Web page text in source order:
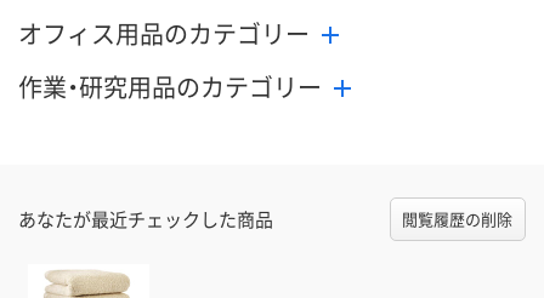
オフィス用品のカテゴリー
作業・研究用品のカテゴリー
あなたが最近チェックした商品 閲覧履歴の削除